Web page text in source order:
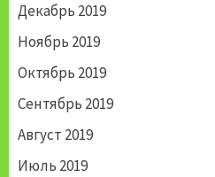
Декабрь 2019
Ноябрь 2019
Октябрь 2019
Сентябрь 2019
Август 2019
Июль 2019